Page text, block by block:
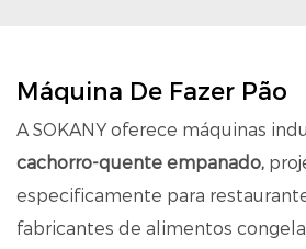
Máquina De Fazer Pão
A SOKANY oferece máquinas
cachorro-quente empanado,
especificamente para
fabricantes de alimentos